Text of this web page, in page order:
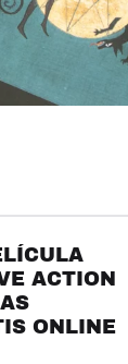
ACTION
ONLINE